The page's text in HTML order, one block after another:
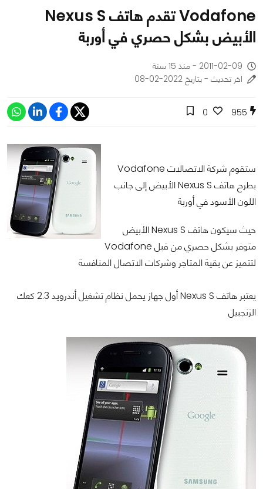
Vodafone تقدم هاتف Nexus S
الأبيض بشكل حصري في أوربة
2011-02-09 - منذ 15 سنة
اخر تحديث - بتاريخ 2022-02-08
955
0
ستقوم شركة الاتصالات Vodafone
بطرح هاتف Nexus S الأبيض إلى جانب
اللون الأسود في أوربة
حيث سيكون هاتف Nexus S الأبيض
متوفر بشكل حصري من قبل Vodafone
لتتميز عن بقية المتاجر وشركات الاتصال المنافسة
يعتبر هاتف Nexus S أول جهاز يحمل نظام تشغيل أندرويد 2.3 كعك
الزنجبيل